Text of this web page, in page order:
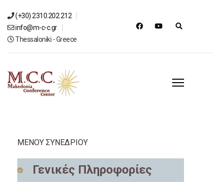
(+30) 2310.202.212
info@m-c-c.gr
Thessaloniki - Greece
ΜΕΝΟΥ ΣΥΝΕΔΡΙΟΥ
Γενικές Πληροφορίες